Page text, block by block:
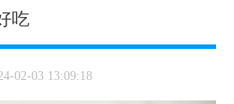
吃
02-03 13:09:18